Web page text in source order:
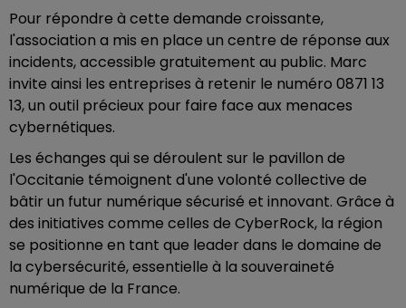
Pour répondre à cette demande croissante,
l'association a mis en place un centre de réponse aux
incidents, accessible gratuitement au public. Marc
invite ainsi les entreprises à retenir le numéro 0871 13
13, un outil précieux pour faire face aux menaces
cybernétiques.
Les échanges qui se déroulent sur le pavillon de
l'Occitanie témoignent d'une volonté collective de
bâtir un futur numérique sécurisé et innovant. Grâce à
des initiatives comme celles de CyberRock, la région
se positionne en tant que leader dans le domaine de
la cybersécurité, essentielle à la souveraineté
numérique de la France.